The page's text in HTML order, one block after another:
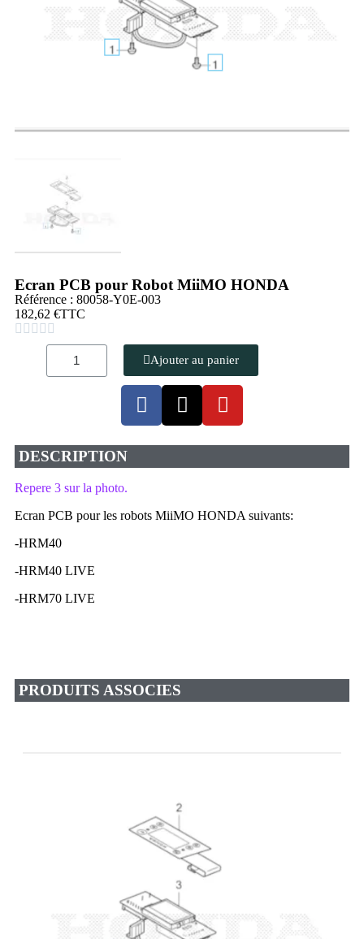
Ecran PCB pour Robot MiiMO HONDA
Référence : 80058-Y0E-003
182,62 €TTC
    
Ajouter au panier
DESCRIPTION
Repere 3 sur la photo.
Ecran PCB pour les robots MiiMO HONDA suivants:
-HRM40
-HRM40 LIVE
-HRM70 LIVE
PRODUITS ASSOCIES